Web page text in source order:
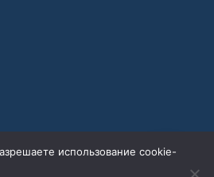
использование cookie-